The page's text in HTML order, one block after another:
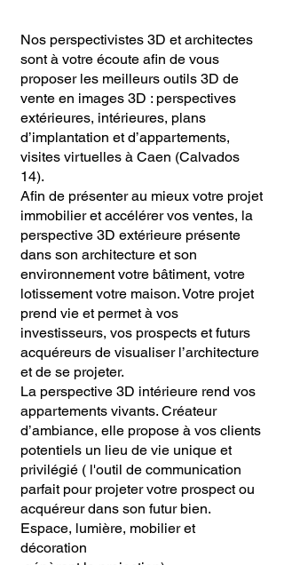
Nos perspectivistes 3D et architectes
sont à votre écoute afin de vous
proposer les meilleurs outils 3D de
vente en images 3D : perspectives
extérieures, intérieures, plans
d’implantation et d’appartements,
visites virtuelles à Caen (Calvados
14).
Afin de présenter au mieux votre projet
immobilier et accélérer vos ventes, la
perspective 3D extérieure présente
dans son architecture et son
environnement votre bâtiment, votre
lotissement votre maison. Votre projet
prend vie et permet à vos
investisseurs, vos prospects et futurs
acquéreurs de visualiser l’architecture
et de se projeter.
La perspective 3D intérieure rend vos
appartements vivants. Créateur
d’ambiance, elle propose à vos clients
potentiels un lieu de vie unique et
privilégié ( l'outil de communication
parfait pour projeter votre prospect ou
acquéreur dans son futur bien.
Espace, lumière, mobilier et
décoration